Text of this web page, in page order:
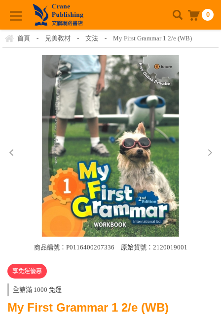
0
首頁 - 兒美教材 - 文法 - My First Grammar 1 2/e (WB)
商品編號：P0116400207336 原始貨號：2120019001
享免運優惠
全館滿 1000 免運
My First Grammar 1 2/e (WB)